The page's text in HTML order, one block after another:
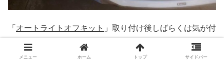
「 オートライトオフキット 」取り付け後しばらくは気が付
かなかったことがあります。
メニュー ホーム トップ サイドバー